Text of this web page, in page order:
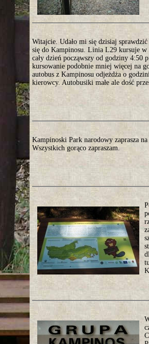
Witajcie. Udało mi się dzisiaj
się do Kampinosu. Linia L29 kursuje w
cały dzień począwszy od godziny 4:50
kursowanie podobnie mniej więcej na
autobus z Kampinosu odjeżdża o
kierowcy. Autobusiki małe ale dość
Kampinoski Park narodowy zaprasza
Wszystkich gorąco zapraszam.